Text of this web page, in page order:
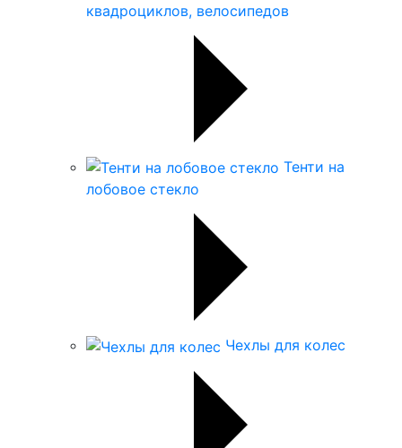
квадроциклов, велосипедов
Тенти на
лобовое стекло
Чехлы для колес